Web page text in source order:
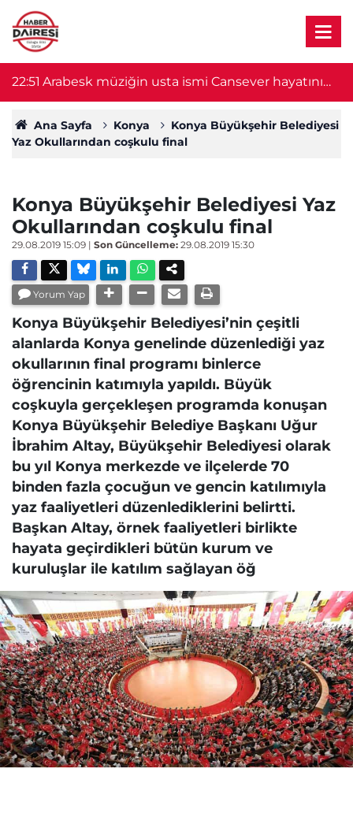
22:51 Arabesk müziğin usta ismi Cansever hayatını
kaybetti
Ana Sayfa Konya
Konya Büyükşehir Belediyesi
Yaz Okullarından coşkulu final
Konya Büyükşehir Belediyesi Yaz
Okullarından coşkulu final
29.08.2019 15:09 | Son Güncelleme: 29.08.2019 15:30
Yorum Yap
Konya Büyükşehir Belediyesi’nin çeşitli
alanlarda Konya genelinde düzenlediği yaz
okullarının final programı binlerce
öğrencinin katımıyla yapıldı. Büyük
coşkuyla gerçekleşen programda konuşan
Konya Büyükşehir Belediye Başkanı Uğur
İbrahim Altay, Büyükşehir Belediyesi olarak
bu yıl Konya merkezde ve ilçelerde 70
binden fazla çocuğun ve gencin katılımıyla
yaz faaliyetleri düzenlediklerini belirtti.
Başkan Altay, örnek faaliyetleri birlikte
hayata geçirdikleri bütün kurum ve
kuruluşlar ile katılım sağlayan öğ